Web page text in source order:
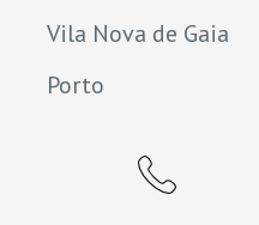
Vila Nova de Gaia
Porto